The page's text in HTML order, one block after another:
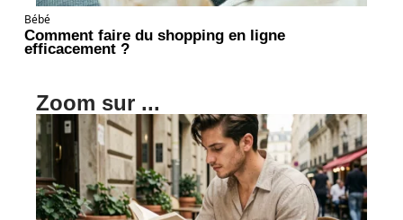
Bébé
Comment faire du shopping en ligne
efficacement ?
Zoom sur ...